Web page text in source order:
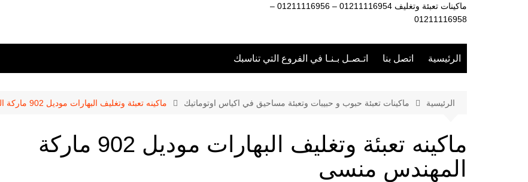
ماكينات تعبئة وتغليف 01211116954 – 01211116956 –
01211116958
الرئيسية اتصل بنا اتـصـل بـنـا في الفروع التي تناسبك
الرئيسية ماكينات تعبئة حبوب و حبيبات وتعبئة مساحيق في اكياس اوتوماتيك ماكينه تعبئة وتغليف البهارات موديل 902 ماركة المهندس منسى
ماكينه تعبئة وتغليف البهارات موديل 902 ماركة
المهندس منسى